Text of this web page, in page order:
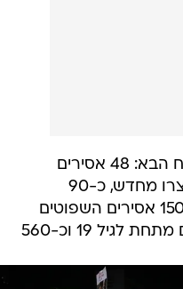
האסירים ישוחררו לפי המפתח הבא: 48 אסירים
ממשוחררי עסקת שליט שנעצרו מחדש, כ-90
אסירות פלסטיניות, בין 150-200 אסירים השפוטים
למאסרי עולם, כ-350 אסירים מתחת לגיל 19 וכ-560